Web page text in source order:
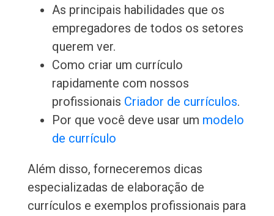
As principais habilidades que os
empregadores de todos os setores
querem ver.
Como criar um currículo
rapidamente com nossos
profissionais Criador de currículos.
Por que você deve usar um modelo
de currículo
Além disso, forneceremos dicas
especializadas de elaboração de
currículos e exemplos profissionais para